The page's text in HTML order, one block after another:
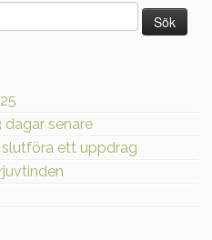
dagar senare
ett uppdrag